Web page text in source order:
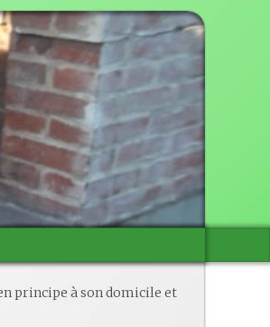
principe à son domicile et